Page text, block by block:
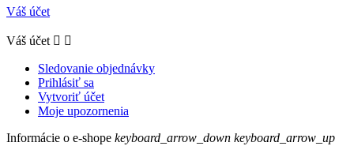
Váš účet
Váš účet  
Sledovanie objednávky
Prihlásiť sa
Vytvoriť účet
Moje upozornenia
Informácie o e-shope keyboard_arrow_down keyboard_arrow_up